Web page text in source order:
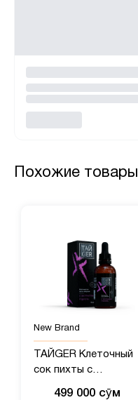
Похожие товары
New Brand
ТАЙGER Клеточный
сок пихты с
499 000 сӯм